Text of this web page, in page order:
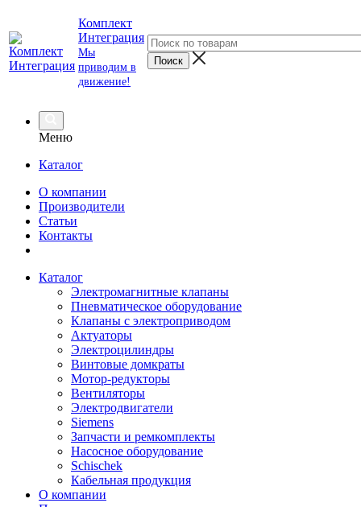
Комплект
Интеграция
Мы
приводим в
движение!
Меню
Каталог
О компании
Производители
Статьи
Контакты
Каталог
Электромагнитные клапаны
Пневматическое оборудование
Клапаны с электроприводом
Актуаторы
Электроцилиндры
Винтовые домкраты
Мотор-редукторы
Вентиляторы
Электродвигатели
Siemens
Запчасти и ремкомплекты
Насосное оборудование
Schischek
Кабельная продукция
О компании